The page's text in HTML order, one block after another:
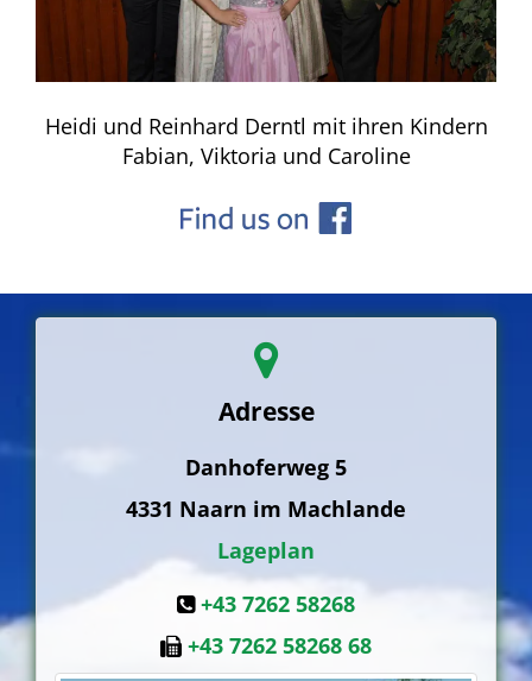
Heidi und Reinhard Derntl mit ihren Kindern
Fabian, Viktoria und Caroline
Adresse
Danhoferweg 5
4331 Naarn im Machlande
Lageplan
+43 7262 58268
+43 7262 58268 68